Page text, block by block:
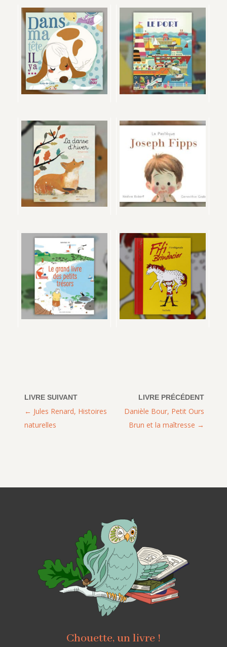
Danièle Bour, Petit Ours
Brun et la maîtresse
Jules Renard, Histoires
naturelles
Chouette, un livre !